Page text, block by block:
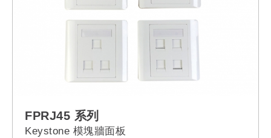
FPRJ45 系列
Keystone 模塊牆面板